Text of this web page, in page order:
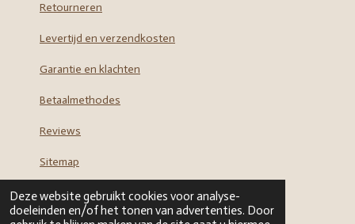
Deze website gebruikt cookies voor analyse-
doeleinden en/of het tonen van advertenties. Door
Retourneren
Levertijd en verzendkosten
Garantie en klachten
Betaalmethodes
Reviews
Sitemap